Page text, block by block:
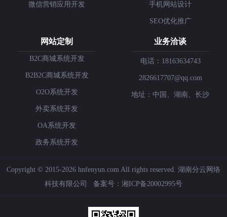
微信营销应用开发 手机网站设计
SEO优化推广
网站定制
B2C商城系统开发
B2B2C商城系统开发
O2O系统开发
外卖系统开发
OA系统开发
政务系统开发
业务洽谈
电话：18163634743
2826617707@qq.com
地址：中国、湖南、长沙
Copyright © 2015-2026 hnfenyun.com All rights reserved. 湖南分云网络
科技有限公司
备案号： 湘ICP备20002995号